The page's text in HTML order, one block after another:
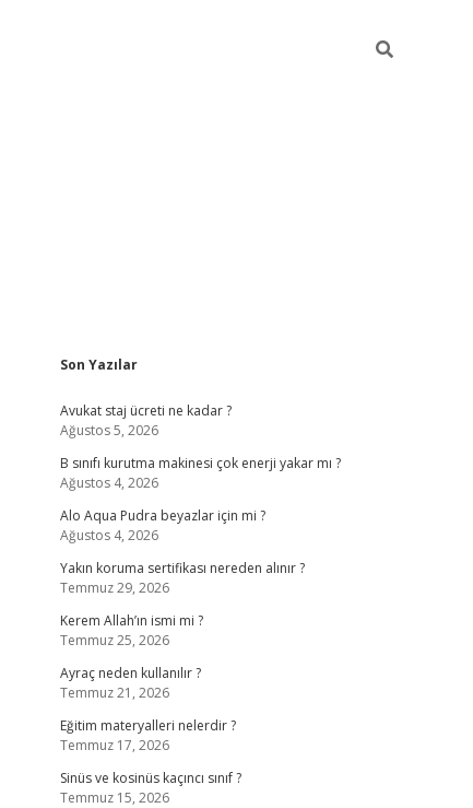
Sidebar
Son Yazılar
Avukat staj ücreti ne kadar ?
Ağustos 5, 2026
B sınıfı kurutma makinesi çok enerji yakar mı ?
Ağustos 4, 2026
Alo Aqua Pudra beyazlar için mi ?
Ağustos 4, 2026
Yakın koruma sertifikası nereden alınır ?
Temmuz 29, 2026
Kerem Allah’ın ismi mi ?
Temmuz 25, 2026
Ayraç neden kullanılır ?
Temmuz 21, 2026
Eğitim materyalleri nelerdir ?
Temmuz 17, 2026
Sinüs ve kosinüs kaçıncı sınıf ?
Temmuz 15, 2026